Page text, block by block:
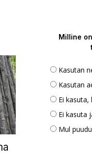
Milline
Kasutan
Kasutan
Ei kasuta,
Ei kasuta
Mul